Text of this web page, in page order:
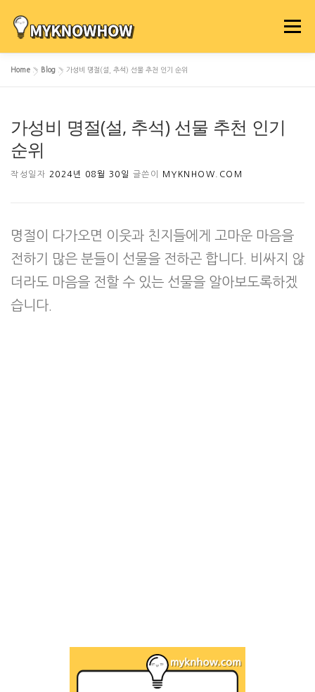
로
메뉴
Home » Blog » 가성비 명절(설, 추석) 선물 추천 인기 순위
가성비 명절(설, 추석) 선물 추천 인기
순위
작성일자 2024년 08월 30일 글쓴이 MYKNHOW.COM
명절이 다가오면 이웃과 친지들에게 고마운 마음을
전하기 많은 분들이 선물을 전하곤 합니다. 비싸지 않
더라도 마음을 전할 수 있는 선물을 알아보도록하겠
습니다.